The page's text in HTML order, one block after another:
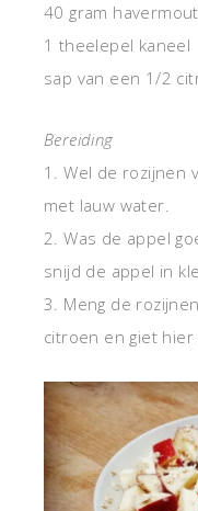
40 gram havermout
1 theelepel kaneel
sap van een 1/2
Bereiding
1. Wel de rozijnen
met lauw water.
2. Was de appel
snijd de appel in
3. Meng de
citroen en giet